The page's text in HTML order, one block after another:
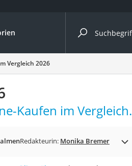
Vergleiche nach Kategorie
Vergleich 2026
Kaufen im Vergleich.
Redakteurin: Monika Bremer